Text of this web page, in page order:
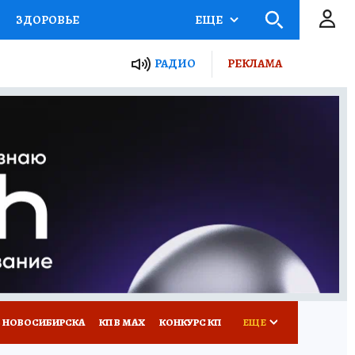
ЗДОРОВЬЕ
Я ЗНАЮ СЕМЬЯ
ЕЩЕ
РАДИО РЕКЛАМА
КП В МАХ КОНКУРС КП ЕЩЕ